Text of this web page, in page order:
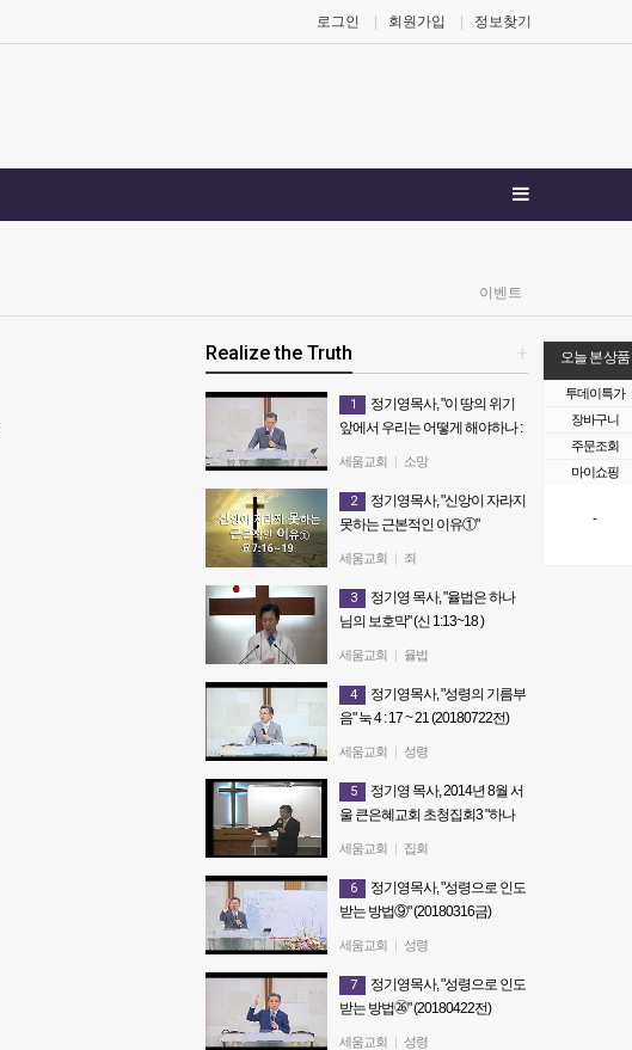
로그인 회원가입 정보찾기
이벤트
오늘 본 상품
투데이특가
장바구니
주문조회
마이쇼핑
-
+
Realize the Truth
1
정기영목사, "이 땅의 위기
앞에서 우리는 어떻게 해야하나 :
우리는 어떻게 해야하나 : 죽으면
죽으리다" (20180121전)
세움교회 | 소망
2
정기영목사, "신앙이 자라지
못하는 근본적인 이유①"
는 근본적인 이유①" (20160911
전)
세움교회 | 죄
3
정기영 목사, "율법은 하나
님의 보호막" (신 1:13~18 )
호막" (신 1:13~18 ) 201407013 주
일오전예배
세움교회 | 율법
4
정기영목사, "성령의 기름부
음" 눅 4 : 17 ~ 21 (20180722전)
정기영목사, "성령의 기름부음" 눅
세움교회 | 성령
5
정기영 목사, 2014년 8월 서
울 큰은혜교회 초청집회3 "하나
은혜교회 초청집회3 "하나님의
나라1"(마18:15~20)
세움교회 | 집회
6
정기영목사, "성령으로 인도
받는 방법⑨" (20180316금)
정기영목사, "성령으로 인도 받는
세움교회 | 성령
7
정기영목사, "성령으로 인도
받는 방법㉖" (20180422전)
정기영목사, "성령으로 인도 받는
세움교회 | 성령